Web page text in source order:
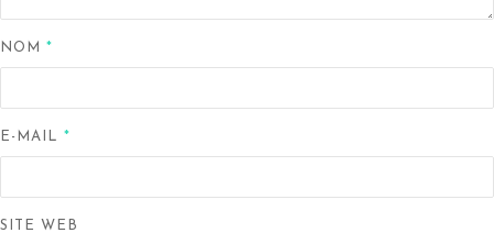
NOM *
E-MAIL *
SITE WEB